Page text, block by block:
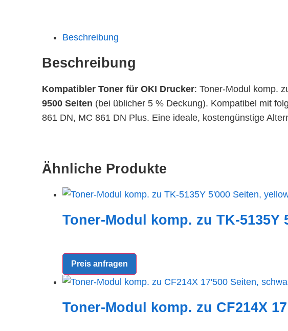
Beschreibung
Beschreibung
Kompatibler Toner für OKI Drucker: Toner-Modul komp.
9500 Seiten (bei üblicher 5 % Deckung). Kompatibel mit
861 DN, MC 861 DN Plus. Eine ideale, kostengünstige
Ähnliche Produkte
Toner-Modul komp. zu TK-5135Y
Preis anfragen
Toner-Modul komp. zu CF214X